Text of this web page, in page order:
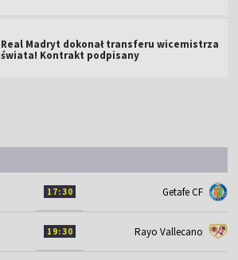
Real Madryt dokonał transferu wicemistrza
świata! Kontrakt podpisany
17:30 Getafe CF
19:30 Rayo Vallecano